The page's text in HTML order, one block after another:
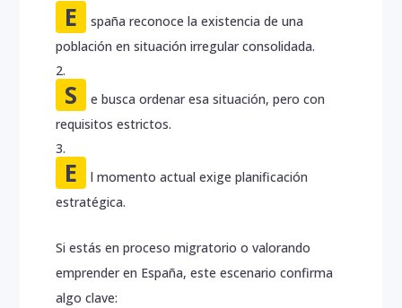
E
spaña reconoce la existencia de una
población en situación irregular consolidada.
S
e busca ordenar esa situación, pero con
requisitos estrictos.
E
l momento actual exige planificación
estratégica.
Si estás en proceso migratorio o valorando
emprender en España, este escenario confirma
algo clave: